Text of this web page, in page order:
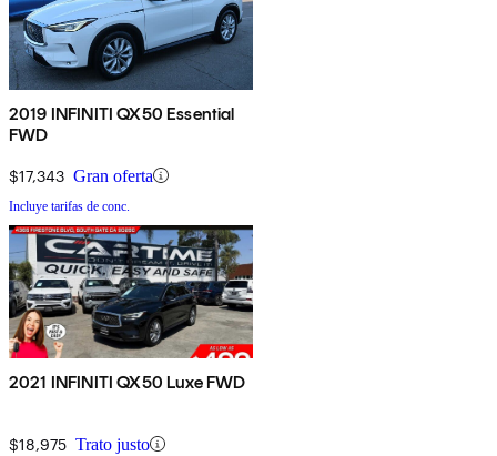
2019 INFINITI QX50 Essential
FWD
$17,343 Gran oferta
Incluye tarifas de conc.
2021 INFINITI QX50 Luxe FWD
$18,975 Trato justo